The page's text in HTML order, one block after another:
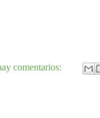
comentarios: